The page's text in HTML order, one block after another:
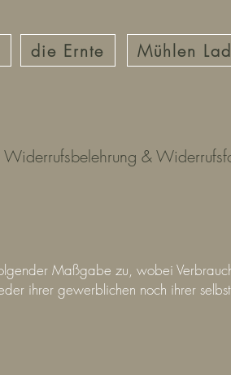
die Ernte Mühlen
Widerrufsbelehrung &
Maßgabe zu, wobei
ihrer gewerblichen noch ihrer